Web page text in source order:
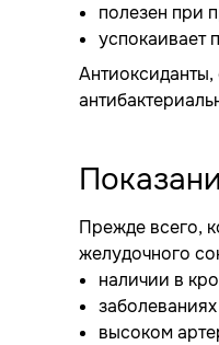
полезен при
успокаивает
Прежде всего,
желудочного
наличии в
высоком